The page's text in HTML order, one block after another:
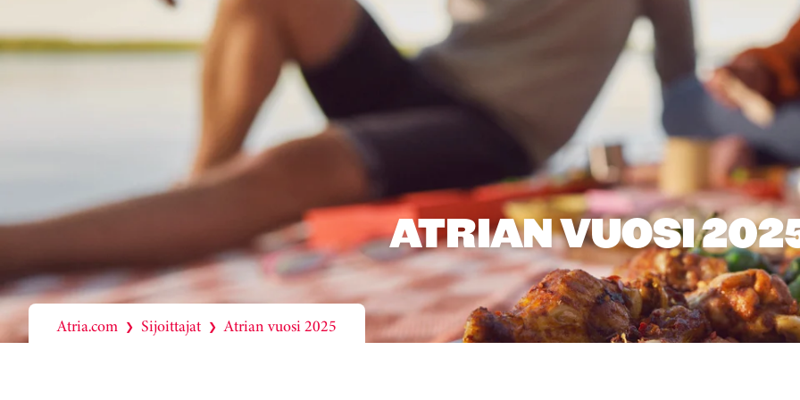
ATRIAN VUOSI
Atria.com ❯ Sijoittajat ❯ Atrian vuosi 2025